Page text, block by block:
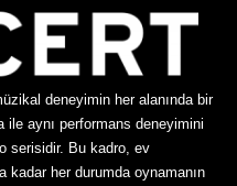
deneyimin her alanında bir
aynı performans deneyimini
serisidir. Bu kadro, ev
kadar her durumda oynamanın